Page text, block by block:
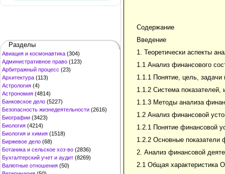
Разделы
Авиация и космонавтика (304)
Административное право (123)
Арбитражный процесс (23)
Архитектура (113)
Астрология (4)
Астрономия (4814)
Банковское дело (5227)
Безопасность жизнедеятельности (2616)
Биографии (3423)
Биология (4214)
Биология и химия (1518)
Биржевое дело (68)
Ботаника и сельское хоз-во (2836)
Бухгалтерский учет и аудит (8269)
Валютные отношения (50)
Содержание
Введение
1. Теоретически аспекты
1.1 Анализ финансового
1.1.1 Понятие, цель, задачи
1.1.2 Система показателей,
1.1.3 Методы анализа
1.2 Анализ финансовой
1.2.1 Понятие финансовой
1.2.2 Основные показатели
2. Анализ финансовой
2.1 Общая характеристика